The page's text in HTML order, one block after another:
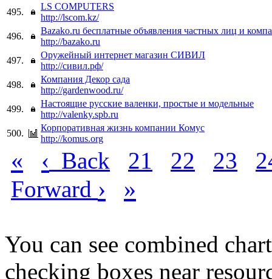
495.
LS COMPUTERS
http://lscom.kz/
496.
Bazako.ru бесплатные объявления частных лиц и
http://bazako.ru
497.
Оружейный интернет магазин СИВИЛ
http://сивил.рф/
498.
Компания Декор сада
http://gardenwood.ru/
499.
Настоящие русские валенки, простые и модельные
http://valenky.spb.ru
500.
Корпоративная жизнь компании Комус
http://komus.org
« ‹ Back 21 22 23
Forward › »
You can see combined
checking boxes near